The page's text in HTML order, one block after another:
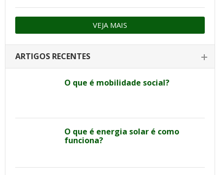
VEJA MAIS
ARTIGOS RECENTES
O que é mobilidade social?
O que é energia solar é como
funciona?